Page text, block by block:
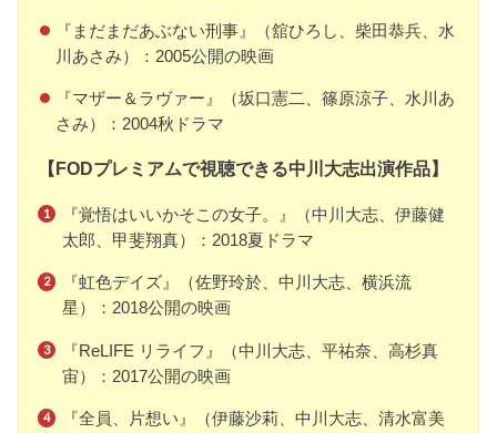
『まだまだあぶない刑事』（舘ひろし、柴田恭兵、水
川あさみ）：2005公開の映画
『マザー＆ラヴァー』（坂口憲二、篠原涼子、水川あ
さみ）：2004秋ドラマ
【FODプレミアムで視聴できる中川大志出演作品】
『覚悟はいいかそこの女子。』（中川大志、伊藤健
太郎、甲斐翔真）：2018夏ドラマ
『虹色デイズ』（佐野玲於、中川大志、横浜流
星）：2018公開の映画
『ReLIFE リライフ』（中川大志、平祐奈、高杉真
宙）：2017公開の映画
『全員、片想い』（伊藤沙莉、中川大志、清水富美